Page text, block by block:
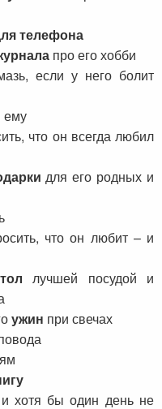
телефона
про его хобби
если у него болит
ему
что он всегда любил
для его родных и
что он любит – и
лучшей посудой и
ужин при свечах
хотя бы один день не